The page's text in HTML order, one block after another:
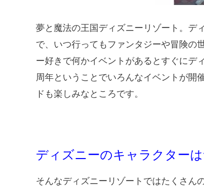
夢と魔法の王国ディズニーリゾート。デ
で、いつ行ってもファンタジーや冒険の
ー好きで何かイベントがあるとすぐにデ
周年ということでいろんなイベントが開
ドも楽しみなところです。
ディズニーのキャラクター
そんなディズニーリゾートではたくさん